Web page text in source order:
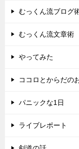
むっくん流ブログ
むっくん流文章術
やってみた
ココロとからだの
パニックな1日
ライブレポート